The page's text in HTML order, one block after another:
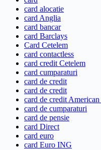
card alocatie
card Anglia
card bancar
card Barclays
Card Cetelem
card contactless
card credit Cetelem
card cumparaturi
card de credit
card de credit
card de credit American
card de cumparaturi
card de pensie
card Direct
card euro
card Euro ING